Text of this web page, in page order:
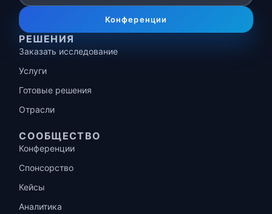
Конференции
РЕШЕНИЯ
Заказать исследование
Услуги
Готовые решения
Отрасли
СООБЩЕСТВО
Конференции
Спонсорство
Кейсы
Аналитика